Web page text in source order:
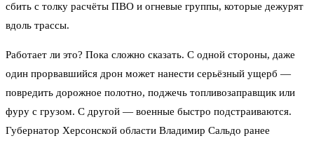
сбить с толку расчёты ПВО и огневые группы, которые дежурят
вдоль трассы.
Работает ли это? Пока сложно сказать. С одной стороны, даже
один прорвавшийся дрон может нанести серьёзный ущерб —
повредить дорожное полотно, поджечь топливозаправщик или
фуру с грузом. С другой — военные быстро подстраиваются.
Губернатор Херсонской области Владимир Сальдо ранее